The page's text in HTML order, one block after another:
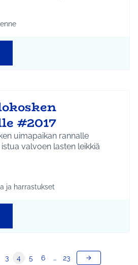
mukaan: Jokela
teeman mukaan: Infra ja liikenne
#2017
uimapaikan rannalle
valvoen lasten leikkiä
mukaan: Kellokoski
teeman mukaan: Liikunta ja
ja harrastukset
3 4 5 6 … 23